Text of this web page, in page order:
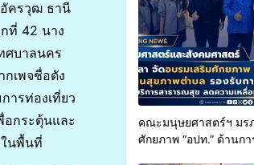
ครวุฒ ธานี
ที่ 42 นาง
ศบาลนคร
เพจชื่อดัง
ารท่องเที่ยว
อกระตุ้นและ
ในพื้นที่
คณะมนุษยศาสตร์ฯ มร
ศักยภาพ “อปท.” ด้านก